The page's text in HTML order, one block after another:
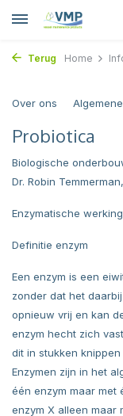
Terug Home
Over ons
Probiotica
Biologische
Dr. Robin
Enzymatische werking
Definitie enzym
Een enzym is een
zonder dat het
opnieuw vrij en kan
enzym hecht zich
dit in stukken
Enzymen zijn in het
één enzym maar met
enzym X alleen maar